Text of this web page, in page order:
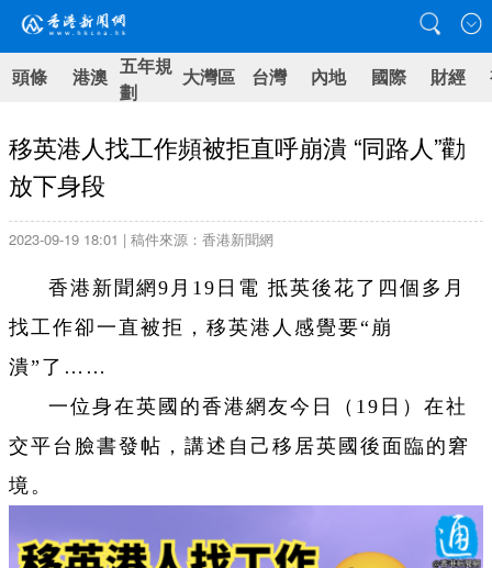
頭條 港澳 五年規
劃
大灣區 台灣 內地 國際 財經
移英港人找工作頻被拒直呼崩潰 “同路人”勸
放下身段
2023-09-19 18:01 | 稿件來源：香港新聞網
香港新聞網9月19日電 抵英後花了四個多月
找工作卻一直被拒，移英港人感覺要“崩
潰”了……
一位身在英國的香港網友今日（19日）在社
交平台臉書發帖，講述自己移居英國後面臨的窘
境。